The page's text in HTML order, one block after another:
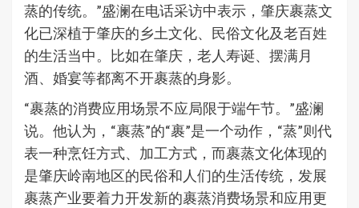
蒸的传统。”盛澜在电话采访中表示，肇庆裹蒸文
化已深植于肇庆的乡土文化、民俗文化及老百姓
的生活当中。比如在肇庆，老人寿诞、摆满月
酒、婚宴等都离不开裹蒸的身影。
“裹蒸的消费应用场景不应局限于端午节。”盛澜
说。他认为，“裹蒸”的“裹”是一个动作，“蒸”则代
表一种烹饪方式、加工方式，而裹蒸文化体现的
是肇庆岭南地区的民俗和人们的生活传统，发展
裹蒸产业要着力开发新的裹蒸消费场景和应用更